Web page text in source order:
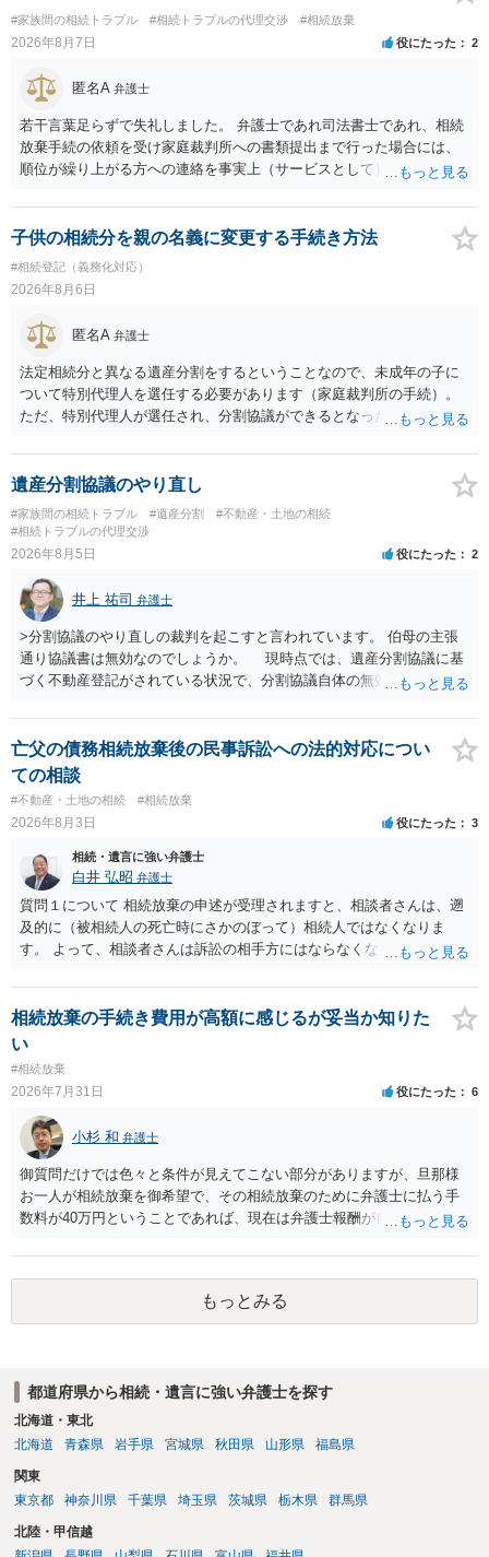
#家族間の相続トラブル #相続トラブルの代理交渉 #相続放棄
2026年8月7日 役にたった 2
匿名A 弁護士
若干言葉足らずで失礼しました。 弁護士であれ司法書士であれ、相続
放棄手続の依頼を受け家庭裁判所への書類提出まで行った場合には、
順位が繰り上がる方への連絡を事実上（サービスとして）行うことは
できない、という意味でした。
子供の相続分を親の名義に変更する手続き方法
#相続登記（義務化対応）
2026年8月6日
匿名A 弁護士
法定相続分と異なる遺産分割をするということなので、未成年の子に
ついて特別代理人を選任する必要があります（家庭裁判所の手続）。
ただ、特別代理人が選任され、分割協議ができるとなったとしても、
の権利も守られなければならないからです。 相続財産全体で、未成年
者の権利が守られているかどうかを判断しなければなりません。 単
に、未成年者を今後養育するのは、自分だからという理由では、法定
相続分以上に多くの遺産を取得することができるというわけではあり
ません。
遺産分割協議のやり直し
#家族間の相続トラブル #遺産分割
#不動産・土地の相続
#相続トラブルの代理交渉
2026年8月5日 役にたった 2
井上 祐司 弁護士
>分割協議のやり直しの裁判を起こすと言われています。 伯母の主張
通り協議書は無効なのでしょうか。 現時点では、遺産分割協議に基
づく不動産登記がされている状況で、分割協議自体の無効を裁判所が
方の訴訟の主張及び立証次第ですが、 ・御祖母様の認知能力に関する
医師の意見書、筆跡鑑定 が提出されればその効力が否定される可能性
はありますが、 ・伯母様自身が分割協議に加わっていること ・御祖母
様の意に反する遺産分割協議を行う実益が誰にあったかの立証が困難
であること からすると、実際に遺産分割協議の効力が否定される可能
性はそれほど高くない（立証のハードルは非常に高い）ということが
言えると思います。
亡父の債務相続放棄後の民事訴訟への法的対応につい
ての相談
#不動産・土地の相続 #相続放棄
2026年8月3日 役にたった 3
相続・遺言に強い弁護士
白井 弘昭 弁護士
質問１について 相続放棄の申述が受理されますと、相談者さんは、遡
及的に（被相続人の死亡時にさかのぼって）相続人ではなくなりま
す。 よって、相談者さんは訴訟の相手方にはならなくなるので（明け
理証明を家庭裁判所で取得し、コピーを答弁書に添えて裁判所に提出
してください。 質問２について 請求棄却を求める答弁書を提出すれ
ば、第１回期日は出席する必要がありません。その日は差支え（用事
はないので、ｍｉｎｔｓでの提出の必要は無いと思います。郵送（期
限までに届けばよい）で十分です。 詳細は、書面記載の裁判所書記官
にお問い合わせください。 以上、ご参考まで。
相続放棄の手続き費用が高額に感じるが妥当か知りた
い
#相続放棄
2026年7月31日 役にたった 6
小杉 和 弁護士
御質問だけでは色々と条件が見えてこない部分がありますが、旦那様
お一人が相続放棄を御希望で、その相続放棄のために弁護士に払う手
数料が40万円ということであれば、現在は弁護士報酬が自由化されて
です。 ただ、弁護士に払う手数料とは別に戸籍の用意に一定の実費が
かかることになりますので、その費用も支払うべきものとして頭に置
いておいてください。 話を元に戻して、弁護士に対する手数料です
が、旦那様の収入や財産にもよりますが、法テラスに御連絡なさって
らい（希望者が多く予約できてもしばらく先になる）ようですので、
比較的短い熟慮期間のことを考えると、来週早々すぐにでも御連絡す
る方が良いでしょう。 もし法テラスが御利用になれない、あるいは時
（WEB等で）、問い合わせてみることです。相続を扱う弁護士でも相
続放棄は比較的安価な手数料でのお仕事になるのであまり前向きに受
けてくれないところもあるようです。 複数の法律事務所に聞いて（相
もっとみる
都道府県から相続・遺言に強い弁護士を探す
北海道・東北
北海道
青森県 岩手県 宮城県 秋田県 山形県 福島県
関東
東京都
神奈川県 千葉県 埼玉県 茨城県 栃木県 群馬県
北陸・甲信越